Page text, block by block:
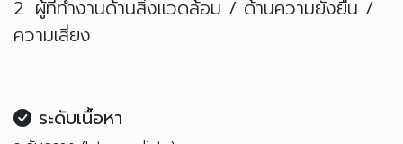
2. ผู้ที่ทำงานด้านสิ่งแวดล้อม / ด้านความยั่งยืน /
ความเสี่ยง
ระดับเนื้อหา